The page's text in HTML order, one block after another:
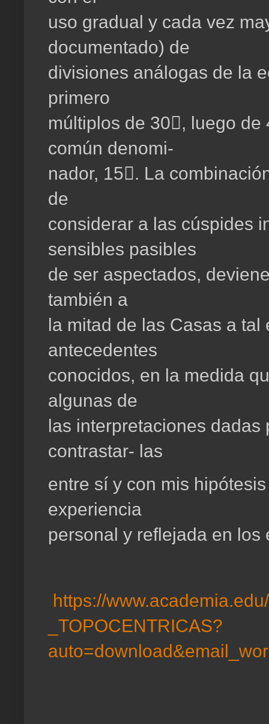
uso gradual y cada vez
documentado) de
divisiones análogas de la
primero
múltiplos de 30, luego de
común denomi-
nador, 15. La
de
considerar a las cúspides
sensibles pasibles
de ser aspectados,
también a
la mitad de las Casas a
antecedentes
conocidos, en la medida
algunas de
las interpretaciones
contrastar- las
entre sí y con mis
experiencia
personal y reflejada en los
https://
_TOPOCENTRICAS?